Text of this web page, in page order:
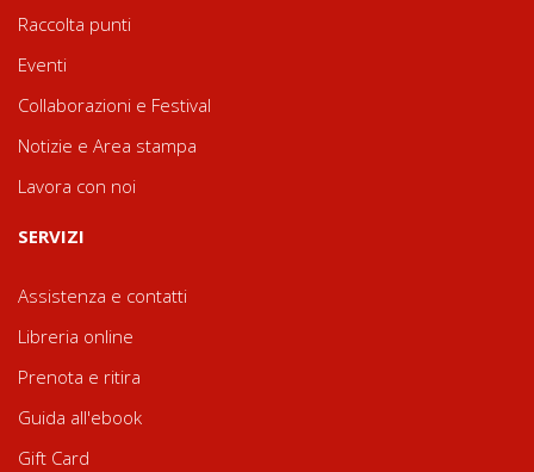
Raccolta punti
Eventi
Collaborazioni e Festival
Notizie e Area stampa
Lavora con noi
SERVIZI
Assistenza e contatti
Libreria online
Prenota e ritira
Guida all'ebook
Gift Card